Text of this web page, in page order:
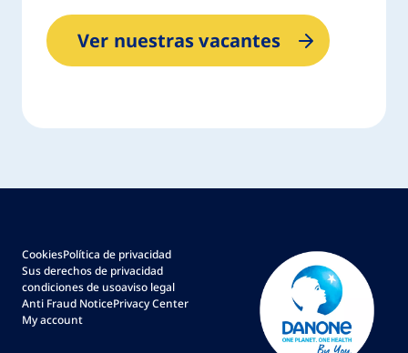
Ver nuestras vacantes
CookiesPolítica de privacidad
Sus derechos de privacidad
condiciones de usoaviso legal
Anti Fraud NoticePrivacy Center
My account